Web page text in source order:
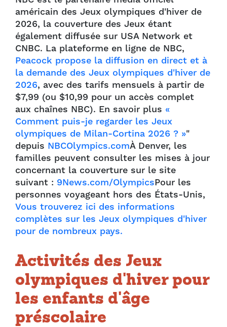
américain des Jeux olympiques d'hiver de
2026, la couverture des Jeux étant
également diffusée sur USA Network et
CNBC. La plateforme en ligne de NBC,
Peacock propose la diffusion en direct et à
la demande des Jeux olympiques d'hiver de
2026, avec des tarifs mensuels à partir de
$7,99 (ou $10,99 pour un accès complet
aux chaînes NBC). En savoir plus «
Comment puis-je regarder les Jeux
olympiques de Milan-Cortina 2026 ? »"
depuis NBCOlympics.comÀ Denver, les
familles peuvent consulter les mises à jour
concernant la couverture sur le site
suivant : 9News.com/OlympicsPour les
personnes voyageant hors des États-Unis,
Vous trouverez ici des informations
complètes sur les Jeux olympiques d'hiver
pour de nombreux pays.
Activités des Jeux
olympiques d'hiver pour
les enfants d'âge
préscolaire